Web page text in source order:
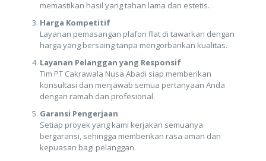
memastikan hasil yang tahan lama dan estetis.
Harga Kompetitif
Layanan pemasangan plafon flat di tawarkan dengan
harga yang bersaing tanpa mengorbankan kualitas.
Layanan Pelanggan yang Responsif
Tim PT Cakrawala Nusa Abadi siap memberikan
konsultasi dan menjawab semua pertanyaan Anda
dengan ramah dan profesional.
Garansi Pengerjaan
Setiap proyek yang kami kerjakan semuanya
bergaransi, sehingga memberikan rasa aman dan
kepuasan bagi pelanggan.